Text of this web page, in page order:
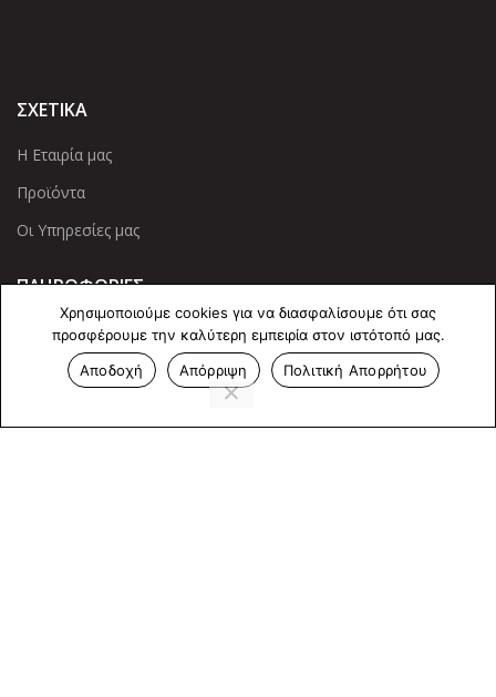
ΣΧΕΤΙΚΑ
Η Εταιρία μας
Προϊόντα
Οι Υπηρεσίες μας
ΠΛΗΡΟΦΟΡΙΕΣ
Πολιτική Απορρήτου
Cookies
Χρησιμοποιούμε cookies για να διασφαλίσουμε ότι σας
προσφέρουμε την καλύτερη εμπειρία στον ιστότοπό μας.
Αποδοχή
Απόρριψη Πολιτική Απορρήτου